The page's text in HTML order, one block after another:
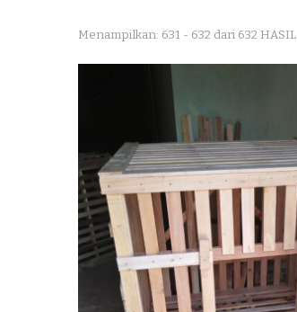
Menampilkan: 631 - 632 dari 632 HASIL